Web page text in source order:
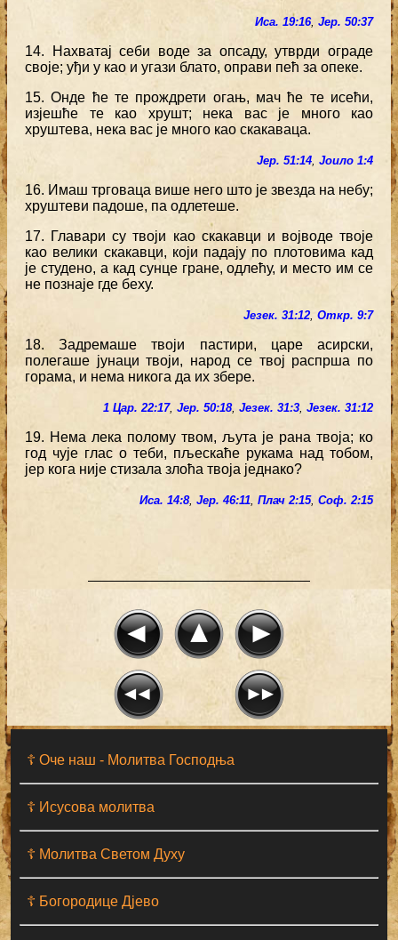
☦ Оче наш - Moлитва Господња
☦ Исусова молитва
☦ Молитва Светом Духу
☦ Богородице Дјево
Иса. 19:16, Јер. 50:37
14. Нахватај себи воде за опсаду, утврди ограде
своје; уђи у као и угази блато, оправи пећ за опеке.
15. Онде ће те прождрети огањ, мач ће те исећи,
изјешће те као хрушт; нека вас је много као
хруштева, нека вас је много као скакаваца.
Јер. 51:14, Јоило 1:4
16. Имаш трговаца више него што је звезда на небу;
хруштеви падоше, па одлетеше.
17. Главари су твоји као скакавци и војводе твоје
као велики скакавци, који падају по плотовима кад
је студено, а кад сунце гране, одлећу, и место им се
не познаје где беху.
Језек. 31:12, Откр. 9:7
18. Задремаше твоји пастири, царе асирски,
полегаше јунаци твоји, народ се твој распрша по
горама, и нема никога да их збере.
1 Цар. 22:17, Јер. 50:18, Језек. 31:3, Језек. 31:12
19. Нема лека полому твом, љута је рана твоја; ко
год чује глас о теби, пљескаће рукама над тобом,
јер кога није стизала злоћа твоја једнако?
Иса. 14:8, Јер. 46:11, Плач 2:15, Соф. 2:15